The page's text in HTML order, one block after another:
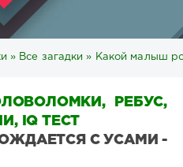
» Все загадки » Какой малыш
РЕБУС,
IQ ТЕСТ
С УСАМИ -